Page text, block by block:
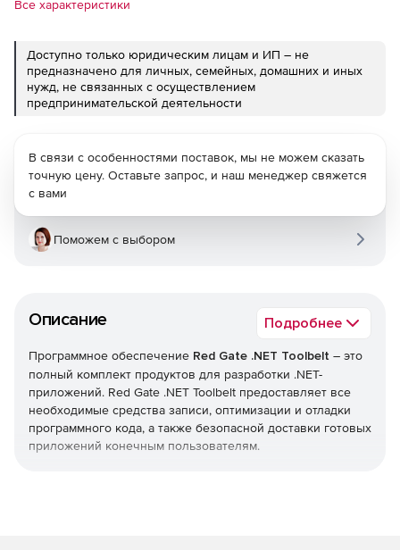
Все характеристики
Доступно только юридическим лицам и ИП – не
предназначено для личных, семейных, домашних и иных
нужд, не связанных с осуществлением
предпринимательской деятельности
Описание Подробнее
Программное обеспечение Red Gate .NET Toolbelt – это
полный комплект продуктов для разработки .NET-
приложений. Red Gate .NET Toolbelt предоставляет все
необходимые средства записи, оптимизации и отладки
программного кода, а также безопасной доставки готовых
приложений конечным пользователям.
В связи с особенностями поставок, мы не можем сказать
точную цену. Оставьте запрос, и наш менеджер свяжется
с вами
Поможем с выбором